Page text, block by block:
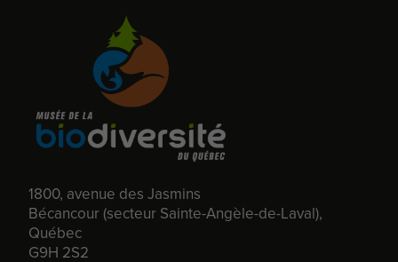
1800, avenue des Jasmins
Bécancour (secteur Sainte-Angèle-de-Laval),
Québec
G9H 2S2